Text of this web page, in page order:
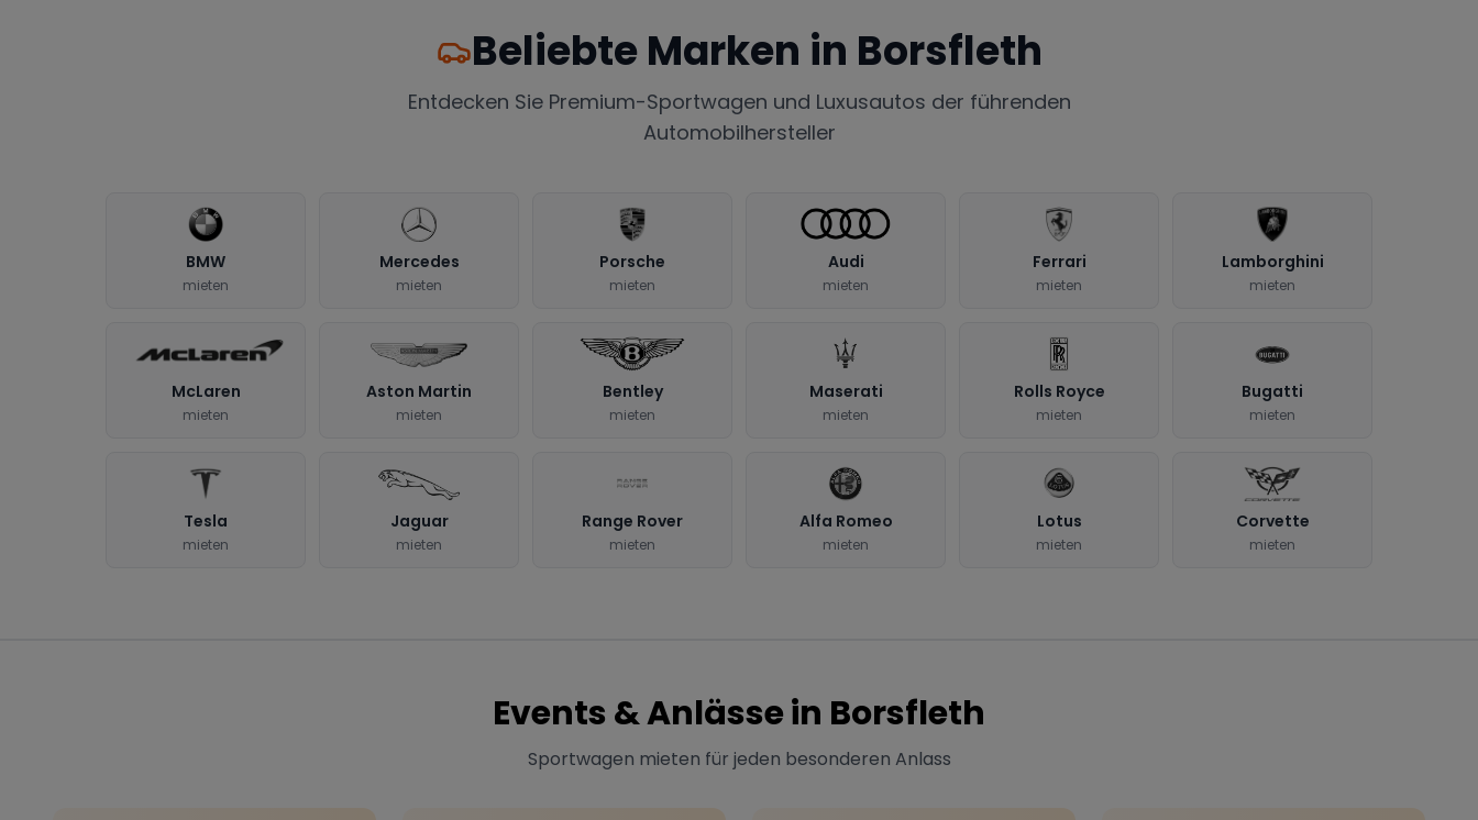
Beliebte Marken in Borsfleth
Entdecken Sie Premium-Sportwagen und Luxusautos der führenden
Automobilhersteller
BMW
mieten
Mercedes
mieten
Porsche
mieten
Audi
mieten
Ferrari
mieten
Lamborghini
mieten
McLaren
mieten
Aston Martin
mieten
Bentley
mieten
Maserati
mieten
Rolls Royce
mieten
Bugatti
mieten
Tesla
mieten
Jaguar
mieten
Range Rover
mieten
Alfa Romeo
mieten
Lotus
mieten
Corvette
mieten
Events & Anlässe in Borsfleth
Sportwagen mieten für jeden besonderen Anlass